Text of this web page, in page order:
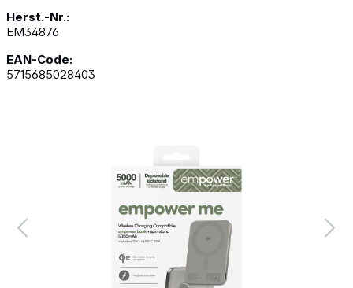
Herst.-Nr.:
EM34876
EAN-Code:
5715685028403